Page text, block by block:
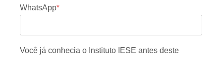
WhatsApp*
Você já conhecia o Instituto IESE antes deste